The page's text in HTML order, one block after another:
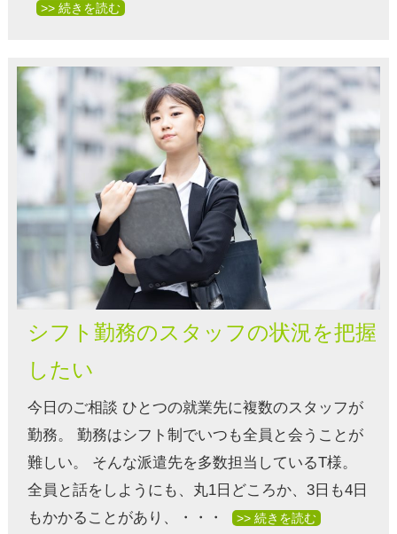
>> 続きを読む
シフト勤務のスタッフの状況を把握
したい
今日のご相談 ひとつの就業先に複数のスタッフが
勤務。 勤務はシフト制でいつも全員と会うことが
難しい。 そんな派遣先を多数担当しているT様。
全員と話をしようにも、丸1日どころか、3日も4日
もかかることがあり、・・・
>> 続きを読む